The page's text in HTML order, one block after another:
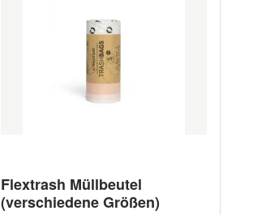
Flextrash Müllbeutel
(verschiedene Größen)